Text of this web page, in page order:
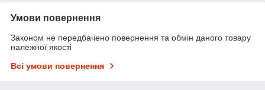
Умови повернення
Законом не передбачено повернення та обмін даного товару
належної якості
Всі умови повернення